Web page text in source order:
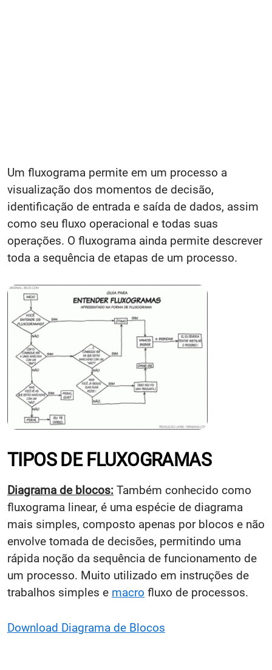
Um fluxograma permite em um processo a
visualização dos momentos de decisão,
identificação de entrada e saída de dados, assim
como seu fluxo operacional e todas suas
operações. O fluxograma ainda permite descrever
toda a sequência de etapas de um processo.
TIPOS DE FLUXOGRAMAS
Diagrama de blocos: Também conhecido como
fluxograma linear, é uma espécie de diagrama
mais simples, composto apenas por blocos e não
envolve tomada de decisões, permitindo uma
rápida noção da sequência de funcionamento de
um processo. Muito utilizado em instruções de
trabalhos simples e macro fluxo de processos.
Download Diagrama de Blocos